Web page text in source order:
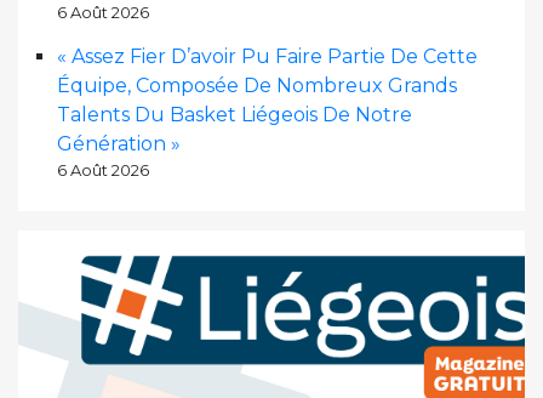
6 Août 2026
« Assez Fier D’avoir Pu Faire Partie De Cette
Équipe, Composée De Nombreux Grands
Talents Du Basket Liégeois De Notre
Génération »
6 Août 2026